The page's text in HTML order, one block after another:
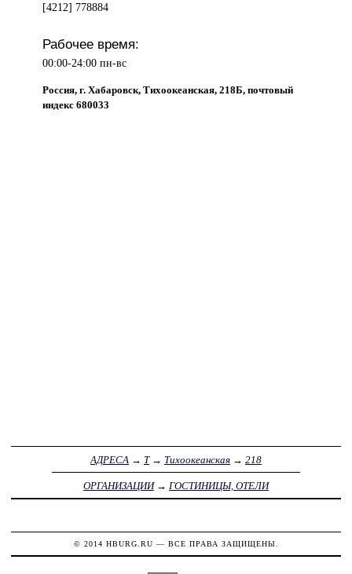
[4212] 778884
Рабочее время:
00:00-24:00 пн-вс
Россия, г. Хабаровск, Тихоокеанская, 218Б, почтовый
индекс 680033
АДРЕСА → Т→ Тихоокеанская → 218
ОРГАНИЗАЦИИ→ ГОСТИНИЦЫ, ОТЕЛИ
© 2014 HBURG.RU — ВСЕ ПРАВА ЗАЩИЩЕНЫ.